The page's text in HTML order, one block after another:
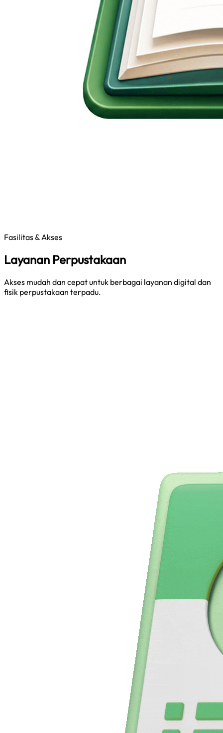
Fasilitas & Akses
Layanan Perpustakaan
Akses mudah dan cepat untuk berbagai layanan digital dan
fisik perpustakaan terpadu.